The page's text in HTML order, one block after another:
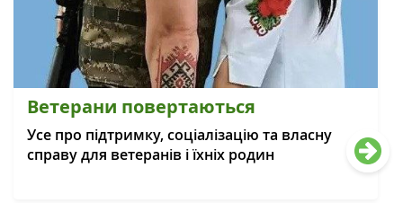
Ветерани повертаються
Усе про підтримку, соціалізацію та власну
справу для ветеранів і їхніх родин